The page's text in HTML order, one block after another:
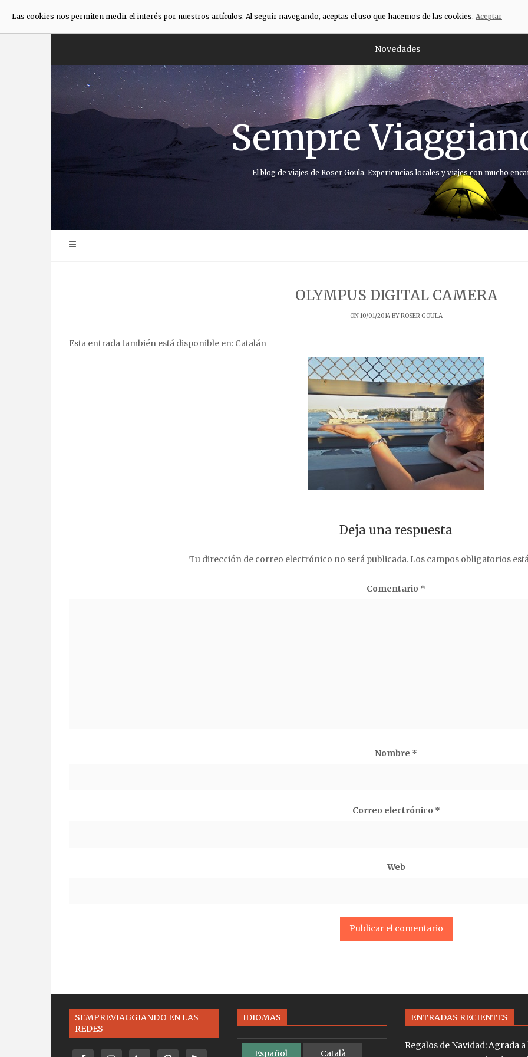
Novedades
Sempre
El blog de viajes de Roser Goula. Experiencias locales y viajes con mucho
OLYMPUS DIGITAL CAMERA
ON 10/01/2014 BYROSER GOULA
Esta entrada también está disponible en: Catalán
Deja una respuesta
Tu dirección de correo electrónico no será publicada. Los campos obligatorios
Comentario *
Nombre *
Correo electrónico *
Web
SEMPREVIAGGIANDO EN LAS
REDES
IDIOMAS
Español Català
ENTRADAS RECIENTES
Regalos de Navidad: Agrada a
Las cookies nos permiten medir el interés por nuestros artículos. Al seguir navegando, aceptas el uso que hacemos de las cookies. Aceptar